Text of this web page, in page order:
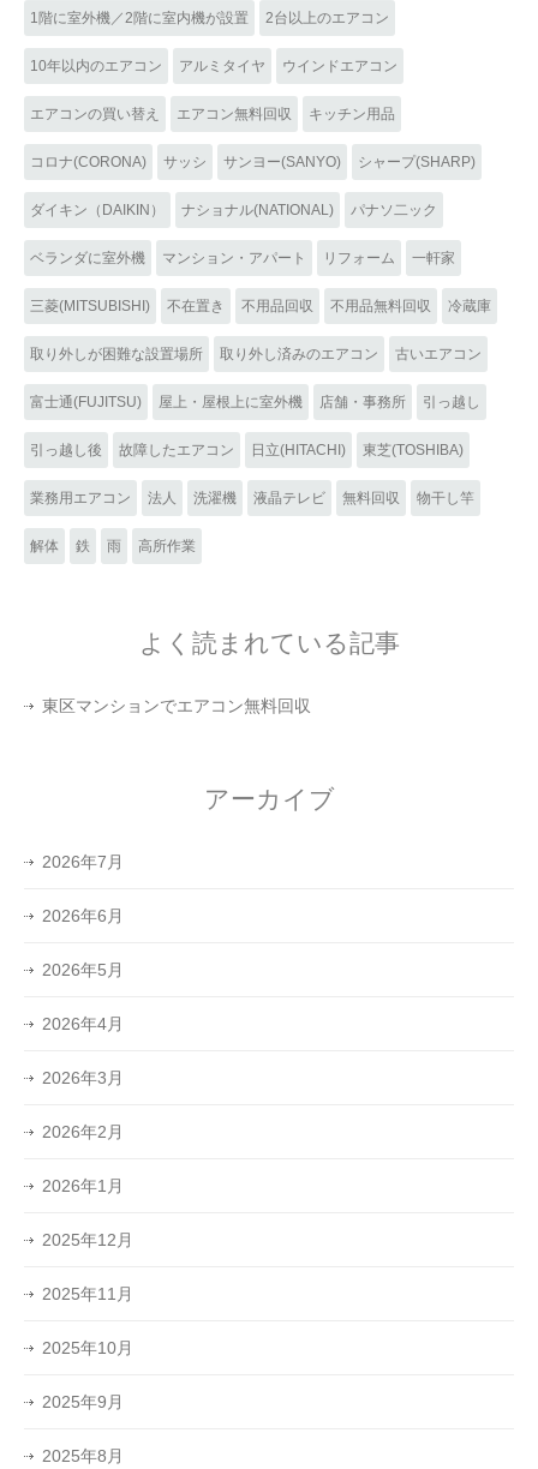
1階に室外機／2階に室内機が設置 2台以上のエアコン
10年以内のエアコン アルミタイヤ ウインドエアコン
エアコンの買い替え エアコン無料回収 キッチン用品
コロナ(CORONA) サッシ サンヨー(SANYO) シャープ(SHARP)
ダイキン（DAIKIN） ナショナル(NATIONAL) パナソ二ック
ベランダに室外機 マンション・アパート リフォーム 一軒家
三菱(MITSUBISHI) 不在置き 不用品回収 不用品無料回収 冷蔵庫
取り外しが困難な設置場所 取り外し済みのエアコン 古いエアコン
富士通(FUJITSU) 屋上・屋根上に室外機 店舗・事務所 引っ越し
引っ越し後 故障したエアコン 日立(HITACHI) 東芝(TOSHIBA)
業務用エアコン 法人 洗濯機 液晶テレビ 無料回収 物干し竿
解体 鉄 雨 高所作業
よく読まれている記事
東区マンションでエアコン無料回収
アーカイブ
2026年7月
2026年6月
2026年5月
2026年4月
2026年3月
2026年2月
2026年1月
2025年12月
2025年11月
2025年10月
2025年9月
2025年8月